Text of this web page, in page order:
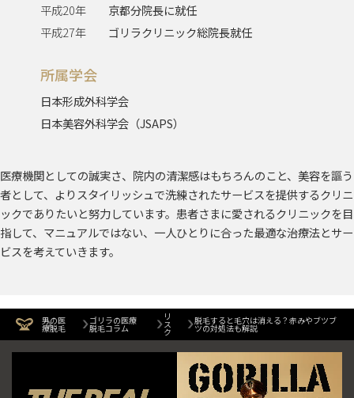
平成20年
京都分院長に就任
平成27年
ゴリラクリニック総院長就任
所属学会
日本形成外科学会
日本美容外科学会（JSAPS）
医療機関としての誠実さ、院内の清潔感はもちろんのこと、美容を謳う
者として、よりスタイリッシュで洗練されたサービスを提供するクリニ
ックでありたいと努力しています。患者さまに愛されるクリニックを目
指して、マニュアルではない、一人ひとりに合った最適な治療法とサー
ビスを考えていきます。
男の医
療脱毛
ゴリラの医療
脱毛コラム
リ
ス
ク
脱毛すると毛穴は消える？赤みやブツブ
ツの対処法も解説